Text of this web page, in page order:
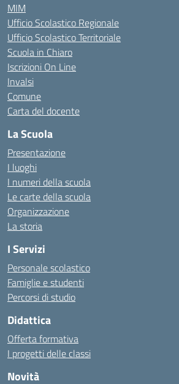
MIM
Ufficio Scolastico Regionale
Ufficio Scolastico Territoriale
Scuola in Chiaro
Iscrizioni On Line
Invalsi
Comune
Carta del docente
La Scuola
Presentazione
I luoghi
I numeri della scuola
Le carte della scuola
Organizzazione
La storia
I Servizi
Personale scolastico
Famiglie e studenti
Percorsi di studio
Didattica
Offerta formativa
I progetti delle classi
Novità